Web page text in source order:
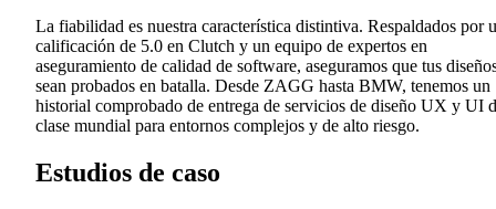
La fiabilidad es nuestra característica distintiva. Respaldados por
calificación de 5.0 en Clutch y un equipo de expertos en
aseguramiento de calidad de software, aseguramos que tus
sean probados en batalla. Desde ZAGG hasta BMW, tenemos un
historial comprobado de entrega de servicios de diseño UX y UI
clase mundial para entornos complejos y de alto riesgo.
Estudios de caso